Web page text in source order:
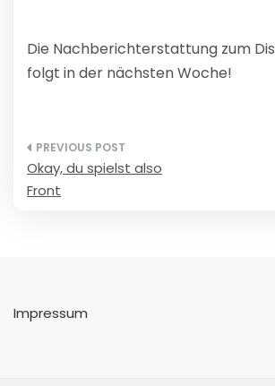
Die Nachberichterstattung zum
folgt in der nächsten Woche!
Beitragsnavigation
Okay, du spielst also
Front
Impressum